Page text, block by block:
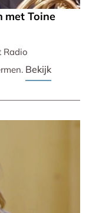
met Toine
Radio
Bekijk